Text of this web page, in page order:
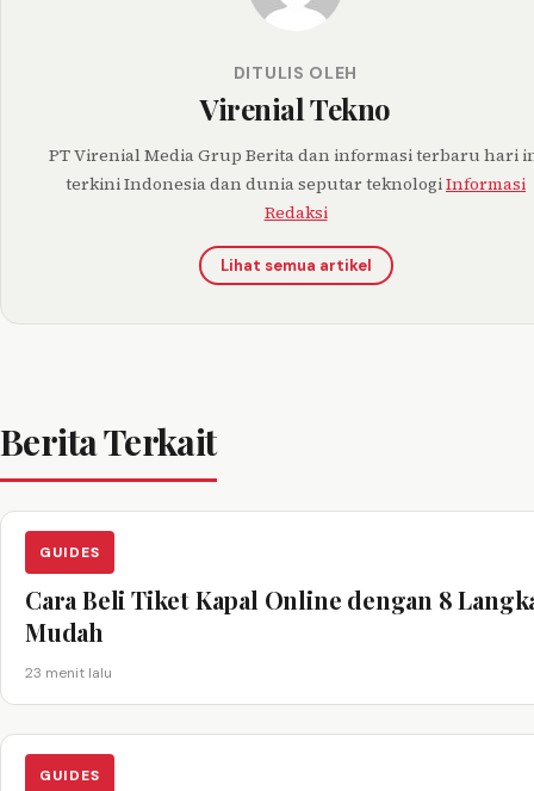
DITULIS OLEH
Virenial Tekno
PT Virenial Media Grup Berita dan informasi terbaru hari
terkini Indonesia dan dunia seputar teknologiInformasi
Redaksi
Lihat semua artikel
Berita Terkait
GUIDES
Cara Beli Tiket Kapal Online dengan 8
Mudah
23 menit lalu
GUIDES